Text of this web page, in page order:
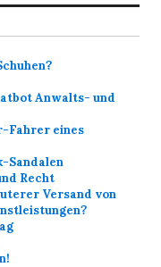
Anwalts- und
Fahrer eines
Sandalen
Recht
Versand von